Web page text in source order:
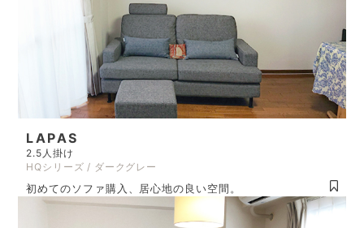
LAPAS
2.5人掛け
HQシリーズ / ダークグレー
初めてのソファ購入、居心地の良い空間。